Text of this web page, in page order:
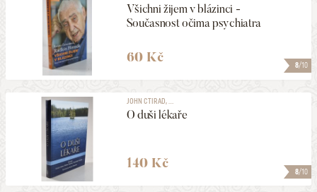
PODEPSANÉ
VYDÁNO V LETECH
MAXIMÁLNÍ CENA
1490 Kč
8/10
Všichni žijem v blázinci -
Současnost očima psychiatra
60 Kč
8/10
JOHN CTIRAD, ...
O duši lékaře
140 Kč